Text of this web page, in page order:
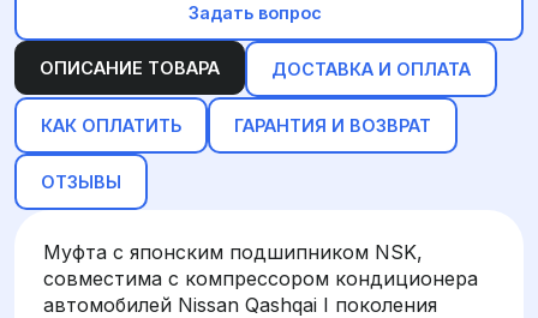
ОПИСАНИЕ ТОВАРА ДОСТАВКА И ОПЛАТА
КАК ОПЛАТИТЬ ГАРАНТИЯ И ВОЗВРАТ
ОТЗЫВЫ
Муфта с японским подшипником NSK,
совместима с компрессором кондиционера
автомобилей Nissan Qashqai I поколения
Задать вопрос